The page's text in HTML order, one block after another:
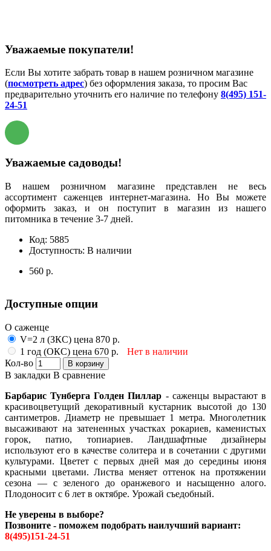
Уважаемые покупатели!
Если Вы хотите забрать товар в нашем розничном магазине
(посмотреть адрес) без оформления заказа, то просим Вас
предварительно уточнить его наличие по телефону 8(495) 151-
24-51
Уважаемые садоводы!
В нашем розничном магазине представлен не весь
ассортимент саженцев интернет-магазина. Но Вы можете
оформить заказ, и он поступит в магазин из нашего
питомника в течение 3-7 дней.
Код: 5885
Доступность: В наличии
560 р.
Доступные опции
О саженце
V=2 л (ЗКС) цена 870 р.
1 год (ОКС) цена 670 р.
Нет в наличии
Кол-во
В корзину
В закладки В сравнение
Барбарис Тунберга Голден Пиллар - саженцы вырастают в
красивоцветущий декоративный кустарник высотой до 130
сантиметров. Диаметр не превышает 1 метра. Многолетник
высаживают на затененных участках рокариев, каменистых
горок, патио, топиариев. Ландшафтные дизайнеры
используют его в качестве солитера и в сочетании с другими
культурами. Цветет с первых дней мая до середины июня
красными цветами. Листва меняет оттенок на протяжении
сезона — с зеленого до оранжевого и насыщенно алого.
Плодоносит с 6 лет в октябре. Урожай съедобный.
Не уверены в выборе?
Позвоните - поможем подобрать наилучший вариант:
8(495)151-24-51